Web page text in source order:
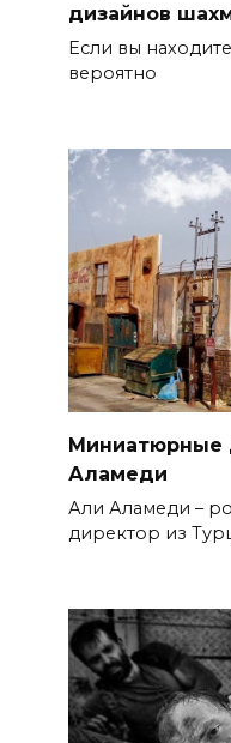
дизайнов
Если вы
вероятно
Миниатюрные
Аламеди
Али Аламеди –
директор из